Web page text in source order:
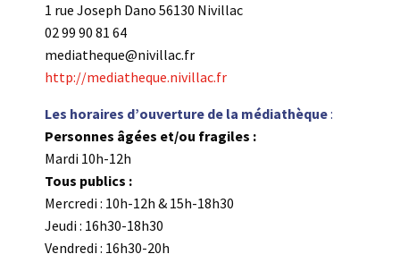
1 rue Joseph Dano 56130 Nivillac
02 99 90 81 64
mediatheque@nivillac.fr
http://mediatheque.nivillac.fr
Les horaires d’ouverture de la médiathèque:
Personnes âgées et/ou fragiles :
Mardi 10h-12h
Tous publics :
Mercredi : 10h-12h & 15h-18h30
Jeudi : 16h30-18h30
Vendredi : 16h30-20h